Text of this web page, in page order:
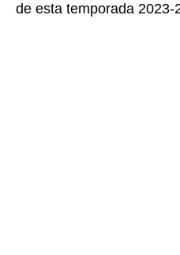
de esta temporada 2023-